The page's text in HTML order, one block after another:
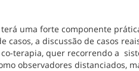
uma forte componente
casos, a discussão de casos
terapia, quer recorrendo a
observadores distanciados,